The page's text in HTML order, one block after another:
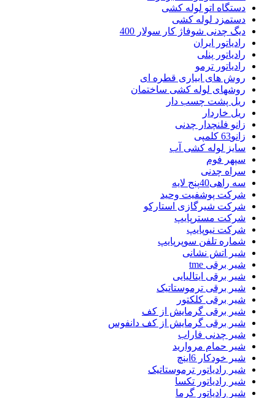
دستگاه اتو لوله کشی
دستمزد لوله کشی
دیگ چدنی شوفاژ کار سولار 400
رادیاتور ایران
رادیاتور پنلی
رادیاتور ترمو
روش های ابیاری قطره ای
روشهای لوله کشی ساختمان
ریل پشت چسب دار
ریل خاردار
زانو فلنچدار چدنی
زانو63 کلمپی
سایز لوله کشی آب
سپهر فوم
سراه چدنی
سه راهی40پنج لایه
شرکت پوشفیت وحید
شرکت شیرگازی استارکو
شرکت مسترپایپ
شرکت نیوپایپ
شماره تلفن سوپرپایپ
شیر اتش نشانی
شیر برقی tme
شیر برقی ایتالیایی
شیر برقی ترموستاتیک
شیر برقی کلکتور
شیر برقی گرمایش از کف
شیر برقی گرمایش از کف دانفوس
شیر چدنی فاراب
شیر حمام مروارید
شیر خودکار 6اینچ
شیر رادیاتور ترموستاتیک
شیر رادیاتور تکسا
شیر رادیاتور گرما